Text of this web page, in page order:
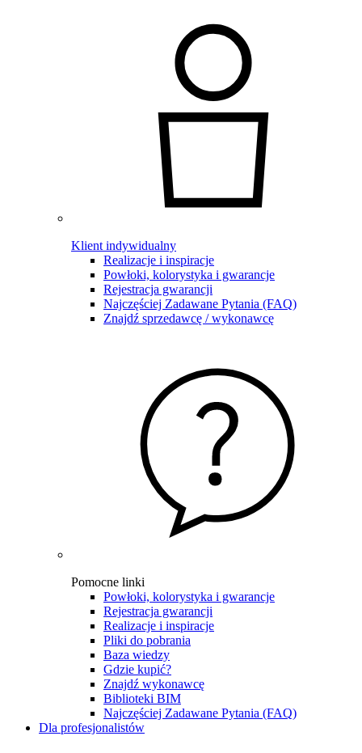
Klient indywidualny
Realizacje i inspiracje
Powłoki, kolorystyka i gwarancje
Rejestracja gwarancji
Najczęściej Zadawane Pytania (FAQ)
Znajdź sprzedawcę / wykonawcę
Pomocne linki
Powłoki, kolorystyka i gwarancje
Rejestracja gwarancji
Realizacje i inspiracje
Pliki do pobrania
Baza wiedzy
Gdzie kupić?
Znajdź wykonawcę
Biblioteki BIM
Najczęściej Zadawane Pytania (FAQ)
Dla profesjonalistów